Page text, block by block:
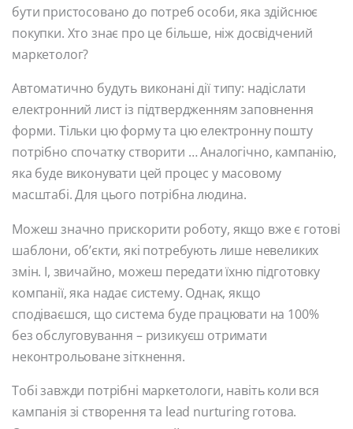
бути пристосовано до потреб особи, яка здійснює
покупки. Хто знає про це більше, ніж досвідчений
маркетолог?
Автоматично будуть виконані дії типу: надіслати
електронний лист із підтвердженням заповнення
форми. Тільки цю форму та цю електронну пошту
потрібно спочатку створити … Аналогічно, кампанію,
яка буде виконувати цей процес у масовому
масштабі. Для цього потрібна людина.
Можеш значно прискорити роботу, якщо вже є готові
шаблони, об’єкти, які потребують лише невеликих
змін. І, звичайно, можеш передати їхню підготовку
компанії, яка надає систему. Однак, якщо
сподіваєшся, що система буде працювати на 100%
без обслуговування – ризикуєш отримати
неконтрольоване зіткнення.
Тобі завжди потрібні маркетологи, навіть коли вся
кампанія зі створення та lead nurturing готова.